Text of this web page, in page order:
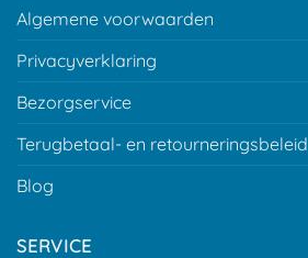
Algemene voorwaarden
Privacyverklaring
Bezorgservice
Terugbetaal- en retourneringsbeleid
Blog
SERVICE